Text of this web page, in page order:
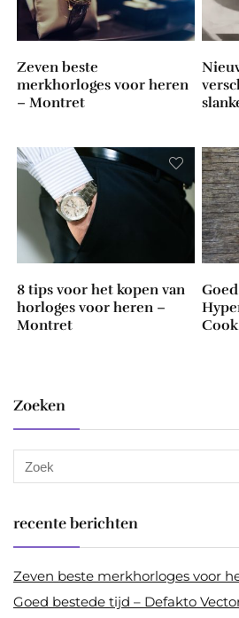
Zeven beste
merkhorloges voor heren
– Montret
8 tips voor het kopen van
horloges voor heren –
Montret
Cook
Zoeken
recente berichten
Zeven beste merkhorloges voor
Goed bestede tijd – Defakto